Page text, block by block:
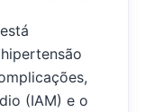
(IAM) e o